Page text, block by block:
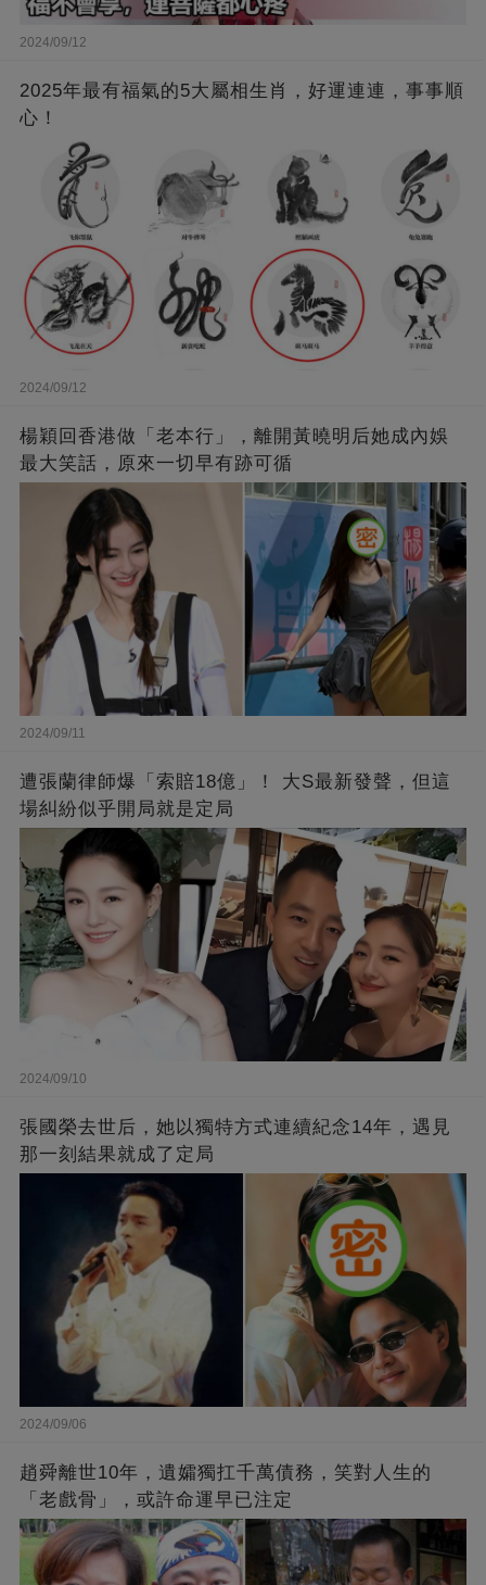
2024/09/12
2025年最有福氣的5大屬相生肖，好運連連，事事順
心！
2024/09/12
楊穎回香港做「老本行」，離開黃曉明后她成內娛
最大笑話，原來一切早有跡可循
2024/09/11
遭張蘭律師爆「索賠18億」！ 大S最新發聲，但這
場糾紛似乎開局就是定局
2024/09/10
張國榮去世后，她以獨特方式連續紀念14年，遇見
那一刻結果就成了定局
2024/09/06
趙舜離世10年，遺孀獨扛千萬債務，笑對人生的
「老戲骨」，或許命運早已注定